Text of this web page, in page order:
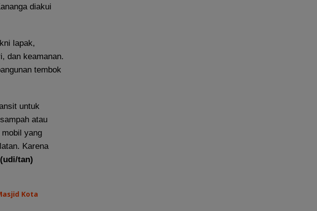
diakui
lapak,
dan keamanan.
tembok
untuk
atau
yang
Karena
(udi/tan)
Kota